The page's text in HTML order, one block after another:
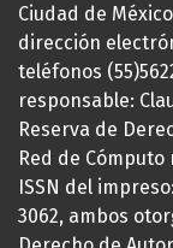
Ciudad de
dirección
teléfonos
responsable:
Reserva de
Red de Cómputo
ISSN del
3062, ambos